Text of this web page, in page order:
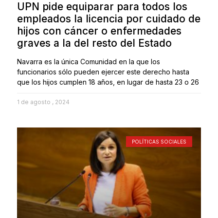
UPN pide equiparar para todos los
empleados la licencia por cuidado de
hijos con cáncer o enfermedades
graves a la del resto del Estado
Navarra es la única Comunidad en la que los
funcionarios sólo pueden ejercer este derecho hasta
que los hijos cumplen 18 años, en lugar de hasta 23 o 26
1 de agosto , 2024
POLÍTICAS SOCIALES